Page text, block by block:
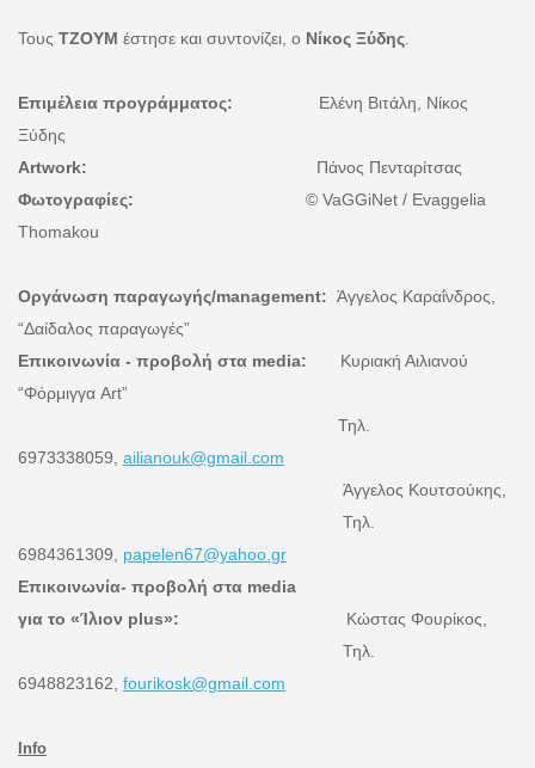
Τους ΤΖΟΥΜ έστησε και συντονίζει, ο Νίκος Ξύδης.
Επιμέλεια προγράμματος:
Ελένη Βιτάλη, Νίκος
Ξύδης
Artwork: Πάνος Πενταρίτσας
Φωτογραφίες: © VaGGiNet / Evaggelia
Thomakou
Οργάνωση παραγωγής/management: Άγγελος Καραΐνδρος,
“Δαίδαλος παραγωγές”
Επικοινωνία - προβολή στα media: Κυριακή Αιλιανού
“Φόρμιγγα Art”
Τηλ.
6973338059, ailianouk@gmail.com
Άγγελος Κουτσούκης,
Τηλ.
6984361309, papelen67@yahoo.gr
Επικοινωνία- προβολή στα media
για το «Ίλιον plus»: Κώστας Φουρίκος,
Τηλ.
6948823162, fourikosk@gmail.com
Info